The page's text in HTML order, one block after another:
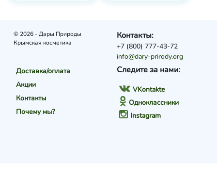
© 2026 - Дары Природы
Крымская косметика
Доставка/оплата
Акции
Контакты
Почему мы?
Следите за нами:
VKontakte
Одноклассники
Instagram
Контакты:
+7 (800) 777-43-72
info@dary-prirody.org